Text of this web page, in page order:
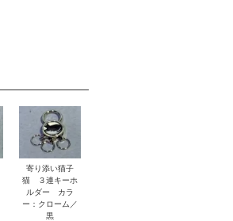
寄り添い猫子
猫 ３連キーホ
ルダー カラ
ー：クローム／
黒